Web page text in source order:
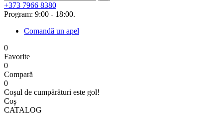
+373 7966 8380
Program: 9:00 - 18:00.
Comandă un apel
0
Favorite
0
Compară
0
Coșul de cumpărături este gol!
Coș
CATALOG